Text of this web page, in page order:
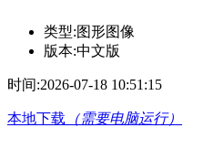
类型:图形图像
版本:中文版
时间:2026-07-18 10:51:15
本地下载 （需要电脑运行）